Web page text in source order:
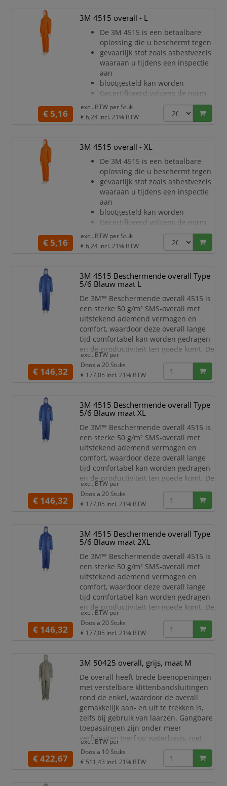
bescherming
elastiek in de taille en
enkelstukken voor een
betere pasvorm en meer
bewegingsvrijheid
Pluist bijna niet
Antistatische behan
3M 4515 overall - L
De 3M 4515 is een betaalbare
oplossing die u beschermt tegen
gevaarlijk stof zoals asbestvezels
waaraan u tijdens een inspectie
aan
blootgesteld kan worden
Gecertificeerd volgens de norm
voor persoonlijke
beschermingsmiddelen
(PPE) categorie III, type 5/6
warmtestress en de hele dag
Uitstekende barrière tegen droge
deeltjes en bepaalde chemische
spetters (CE Type 5/6)
Stevig, zeer adem
€ 5,16
excl. BTW per Stuk
€ 6,24 incl. 21% BTW
3M 4515 overall - XL
De 3M 4515 is een betaalbare
oplossing die u beschermt tegen
gevaarlijk stof zoals asbestvezels
waaraan u tijdens een inspectie
aan
blootgesteld kan worden
Gecertificeerd volgens de norm
voor persoonlijke
beschermingsmiddelen
(PPE) categorie III, type 5/6
warmtestress en de hele dag
meer comfort
Uitstekende barrière tegen droge
deeltjes en bepaalde chemische
spetters (CE Type 5/6)
Stevig, zeer adem
€ 5,16
excl. BTW per Stuk
€ 6,24 incl. 21% BTW
3M 4515 Beschermende overall Type
5/6 Blauw maat L
De 3M™ Beschermende overall 4515 is
een sterke 50 g/m² SMS-overall met
uitstekend ademend vermogen en
comfort, waardoor deze overall lange
tijd comfortabel kan worden gedragen
en de productiviteit ten goede komt. De
overall is CE-gecertificeerd en
beschermt tegen giftige stofdeeltjes
van Type 5, vloeistofspatten van Type 6
2. Hij vormt een economische oplossing
en is beschikbaar in verschillende
€ 146,32
excl. BTW per
Doos a 20 Stuks
€ 177,05 incl. 21% BTW
3M 4515 Beschermende overall Type
5/6 Blauw maat XL
De 3M™ Beschermende overall 4515 is
een sterke 50 g/m² SMS-overall met
uitstekend ademend vermogen en
comfort, waardoor deze overall lange
tijd comfortabel kan worden gedragen
en de productiviteit ten goede komt. De
overall is CE-gecertificeerd en
beschermt tegen giftige stofdeeltjes
van Type 5, vloeistofspatten van Type 6
2. Hij vormt een economische oplossing
en is beschikbaar in verschillende
€ 146,32
excl. BTW per
Doos a 20 Stuks
€ 177,05 incl. 21% BTW
3M 4515 Beschermende overall Type
5/6 Blauw maat 2XL
De 3M™ Beschermende overall 4515 is
een sterke 50 g/m² SMS-overall met
uitstekend ademend vermogen en
comfort, waardoor deze overall lange
tijd comfortabel kan worden gedragen
en de productiviteit ten goede komt. De
overall is CE-gecertificeerd en
beschermt tegen giftige stofdeeltjes
van Type 5, vloeistofspatten van Type 6
2. Hij vormt een economische oplossing
en is beschikbaar in verschillende
kleuren om te
€ 146,32
excl. BTW per
Doos a 20 Stuks
€ 177,05 incl. 21% BTW
3M 50425 overall, grijs, maat M
De overall heeft brede beenopeningen
met verstelbare klittenbandsluitingen
rond de enkel, waardoor de overall
gemakkelijk aan- en uit te trekken is,
zelfs bij gebruik van laarzen. Gangbare
toepassingen zijn onder meer
verfspuiten (verf op waterbasis, niet-
gevaarlijk), afstoffen, schuren,
algemene carrosserie- en mechanische
werkzaamheden en voorbereiding,
€ 422,67
excl. BTW per
Doos a 10 Stuks
€ 511,43 incl. 21% BTW